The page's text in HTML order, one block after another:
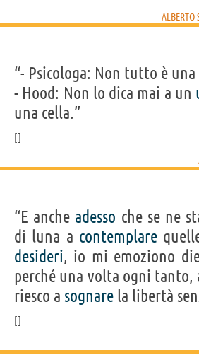
ALBERTO
“- Psicologa: Non tutto è
- Hood: Non lo dica mai a un
una cella.”
“E anche adesso che se ne
di luna a contemplare
desideri, io mi emoziono
perché una volta ogni tanto,
riesco a sognare la libertà